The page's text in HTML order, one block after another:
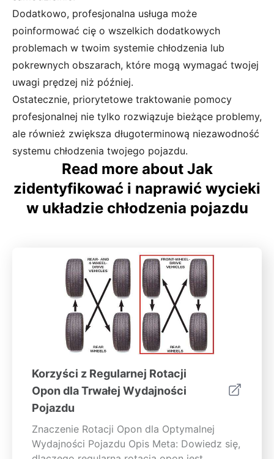
Dodatkowo, profesjonalna usługa może
poinformować cię o wszelkich dodatkowych
problemach w twoim systemie chłodzenia lub
pokrewnych obszarach, które mogą wymagać twojej
uwagi prędzej niż później.
Ostatecznie, priorytetowe traktowanie pomocy
profesjonalnej nie tylko rozwiązuje bieżące problemy,
ale również zwiększa długoterminową niezawodność
systemu chłodzenia twojego pojazdu.
Read more about Jak
zidentyfikować i naprawić wycieki
w układzie chłodzenia pojazdu
Korzyści z Regularnej Rotacji
Opon dla Trwałej Wydajności
Pojazdu
Znaczenie Rotacji Opon dla Optymalnej
Wydajności Pojazdu Opis Meta: Dowiedz się,